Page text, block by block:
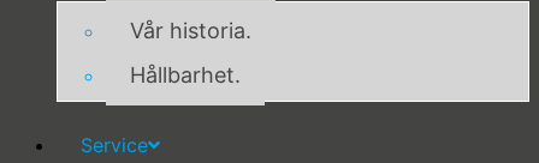
Vår historia.
Hållbarhet.
Service